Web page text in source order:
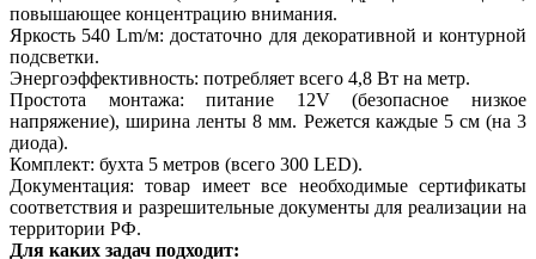
повышающее концентрацию внимания.
Яркость 540 Lm/м: достаточно для декоративной и контурной
подсветки.
Энергоэффективность: потребляет всего 4,8 Вт на метр.
Простота монтажа: питание 12V (безопасное низкое
напряжение), ширина ленты 8 мм. Режется каждые 5 см (на 3
диода).
Комплект: бухта 5 метров (всего 300 LED).
Документация: товар имеет все необходимые сертификаты
соответствия и разрешительные документы для реализации на
территории РФ.
Для каких задач подходит: